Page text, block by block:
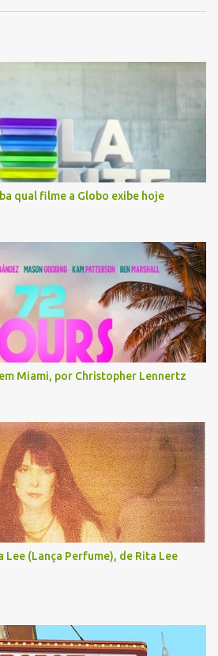
qual filme a Globo exibe hoje
Miami, por Christopher Lennertz
Lee (Lança Perfume), de Rita Lee